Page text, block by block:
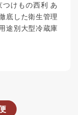
つけもの西利 あ
底した衛生管理
途別大型冷蔵庫